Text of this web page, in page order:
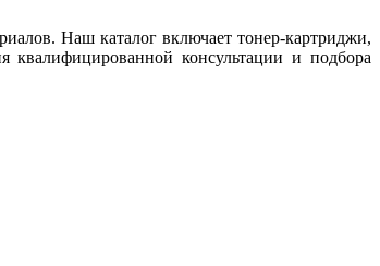
Наш каталог включает тонер-картриджи,
консультации и подбора